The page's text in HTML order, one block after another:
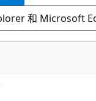
和 Microsoft